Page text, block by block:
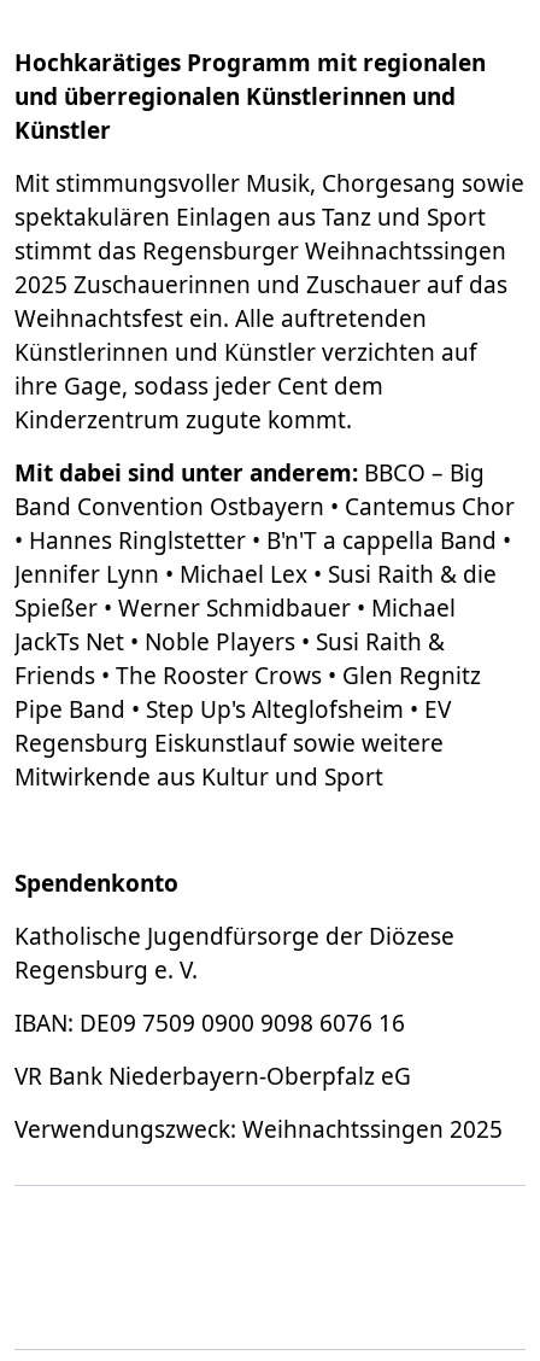
Hochkarätiges Programm mit regionalen
und überregionalen Künstlerinnen und
Künstler
Mit stimmungsvoller Musik, Chorgesang sowie
spektakulären Einlagen aus Tanz und Sport
stimmt das Regensburger Weihnachtssingen
2025 Zuschauerinnen und Zuschauer auf das
Weihnachtsfest ein. Alle auftretenden
Künstlerinnen und Künstler verzichten auf
ihre Gage, sodass jeder Cent dem
Kinderzentrum zugute kommt.
Mit dabei sind unter anderem: BBCO – Big
Band Convention Ostbayern • Cantemus Chor
• Hannes Ringlstetter • B'n'T a cappella Band •
Jennifer Lynn • Michael Lex • Susi Raith & die
Spießer • Werner Schmidbauer • Michael
JackTs Net • Noble Players • Susi Raith &
Friends • The Rooster Crows • Glen Regnitz
Pipe Band • Step Up's Alteglofsheim • EV
Regensburg Eiskunstlauf sowie weitere
Mitwirkende aus Kultur und Sport
Spendenkonto
Katholische Jugendfürsorge der Diözese
Regensburg e. V.
IBAN: DE09 7509 0900 9098 6076 16
VR Bank Niederbayern-Oberpfalz eG
Verwendungszweck: Weihnachtssingen 2025